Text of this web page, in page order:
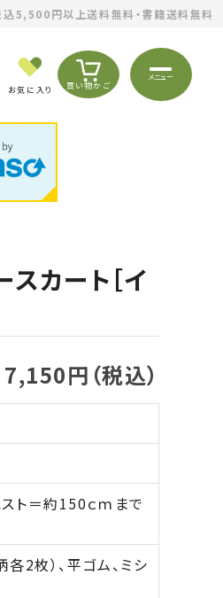
込5,500円以上送料無料・書籍送料無料
お気に入り 買い物かご
メニュー
カート［イ
7,150円（税込）
ト＝約150ｃｍまで
2枚）、平ゴム、ミシ